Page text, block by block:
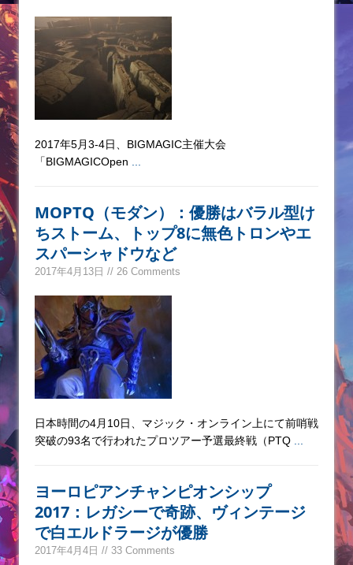
2017年5月3-4日、BIGMAGIC主催大会
「BIGMAGICOpen
MOPTQ（モダン）：優勝はバラル型け
ちストーム、トップ8に無色トロンやエ
スパーシャドウなど
2017年4月13日 // 26 Comments
日本時間の4月10日、マジック・オンライン上にて前哨戦
突破の93名で行われたプロツアー予選最終戦（PTQ
ヨーロピアンチャンピオンシップ
2017：レガシーで奇跡、ヴィンテージ
で白エルドラージが優勝
2017年4月4日 // 33 Comments